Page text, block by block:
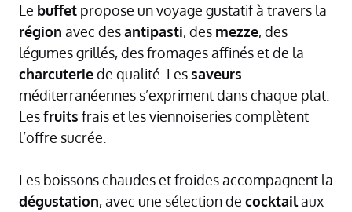
Le buffet propose un voyage gustatif à travers la
région avec desantipasti, des mezze, des
légumes grillés, des fromages affinés et de la
charcuteriede qualité. Les saveurs
méditerranéennes s’expriment dans chaque plat.
Lesfruits frais et les viennoiseries complètent
l’offre sucrée.
Les boissons chaudes et froides accompagnent la
dégustation, avec une sélection de cocktailaux